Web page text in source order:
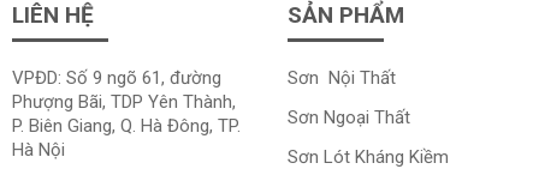
LIÊN HỆ
VPĐD: Số 9 ngõ 61, đường
Phượng Bãi, TDP Yên Thành,
P. Biên Giang, Q. Hà Đông, TP.
Hà Nội
SẢN PHẨM
Sơn Nội Thất
Sơn Ngoại Thất
Sơn Lót Kháng Kiềm